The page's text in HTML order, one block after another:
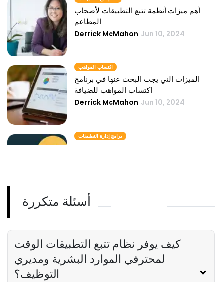
أهم ميزات أنظمة تتبع التطبيقات لأصحاب
المطاعم
Derrick McMahon Jun 10, 2024
اكتساب المواهب
الميزات التي يجب البحث عنها في برنامج
اكتساب المواهب للضيافة
Derrick McMahon Jun 10, 2024
برامج إدارة التطبيقات
كيف يمكن لبرامج إدارة التطبيقات تحسين
نظام إدارة المرشح
Derrick McMahon Jun 10, 2024
أسئلة متكررة
كيف يوفر نظام تتبع التطبيقات الوقت
لمحترفي الموارد البشرية ومديري
التوظيف؟